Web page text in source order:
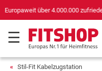
für Sportgeräte
Stil-Fit Kabelzugstation